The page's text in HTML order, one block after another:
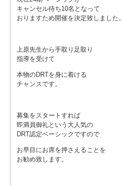
キャンセル待ち10名となって
おりますため開催を決定致しました。
上原先生から手取り足取り
指導を受けて
本物のDRTを身に着ける
チャンスです。
募集をスタートすれば
即満員御礼という大人気の
DRT認定ベーシックですので
お早目にお席を押さえることを
お勧め致します。